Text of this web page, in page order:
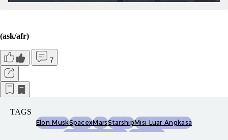
(ask/afr)
7
TAGS
Elon MuskSpacexMarsStarshipMisi Luar Angkasa